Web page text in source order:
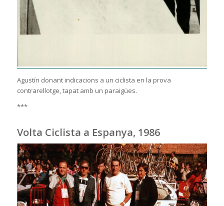
Agustín donant indicacions a un ciclista en la prova
contrarellotge, tapat amb un paraigües.
***
Volta Ciclista a Espanya, 1986